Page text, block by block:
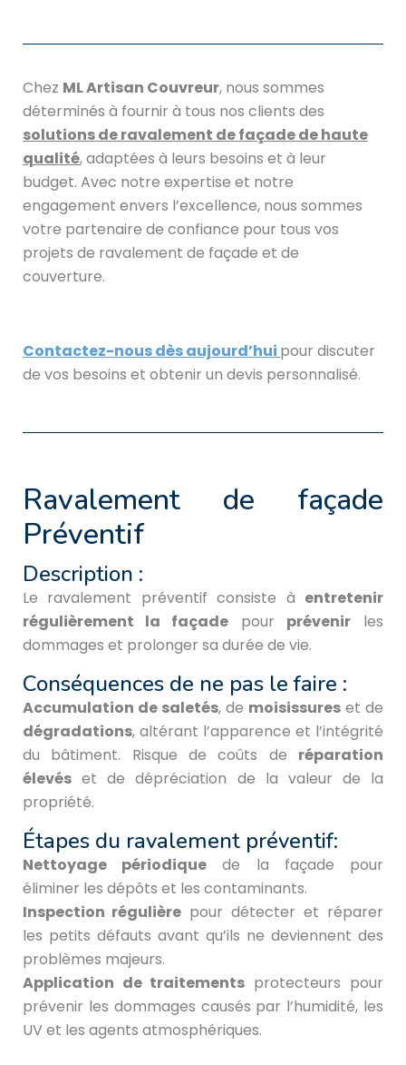
Chez ML Artisan Couvreur, nous sommes
déterminés à fournir à tous nos clients des
solutions de ravalement de façade de haute
qualité, adaptées à leurs besoins et à leur
budget. Avec notre expertise et notre
engagement envers l’excellence, nous sommes
votre partenaire de confiance pour tous vos
projets de ravalement de façade et de
couverture.
Contactez-nous dès aujourd’hui pour discuter
de vos besoins et obtenir un devis personnalisé.
Ravalement de façade
Préventif
Description :
Le ravalement préventif consiste à entretenir
régulièrement la façade pour prévenir les
dommages et prolonger sa durée de vie.
Conséquences de ne pas le faire :
Accumulation de saletés, de moisissures et de
dégradations, altérant l’apparence et l’intégrité
du bâtiment. Risque de coûts de réparation
élevés et de dépréciation de la valeur de la
propriété.
Étapes du ravalement préventif:
Nettoyage périodique de la façade pour
éliminer les dépôts et les contaminants.
Inspection régulière pour détecter et réparer
les petits défauts avant qu’ils ne deviennent des
problèmes majeurs.
Application de traitements protecteurs pour
prévenir les dommages causés par l’humidité, les
UV et les agents atmosphériques.